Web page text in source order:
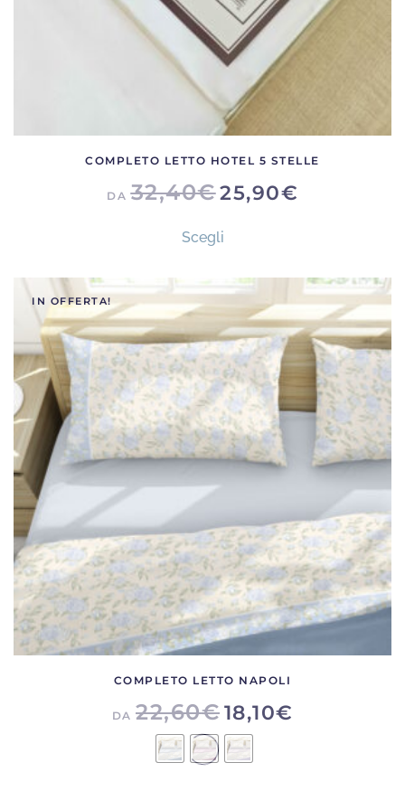
prodotto
COMPLETO LETTO HOTEL 5 STELLE
DA32,40€25,90€
Scegliprodotto
più
varianti.
Le
opzioni
possono
essere
scelte
nella
del
prodotto
IN OFFERTA!
COMPLETO LETTO NAPOLI
DA 22,60€18,10€